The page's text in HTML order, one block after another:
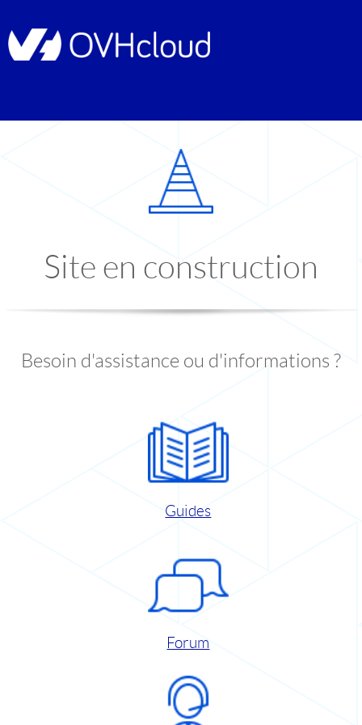
Site en construction
Besoin d'assistance ou d'informations ?
Guides
Forum